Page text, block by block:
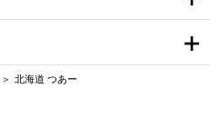
北海道 つあー